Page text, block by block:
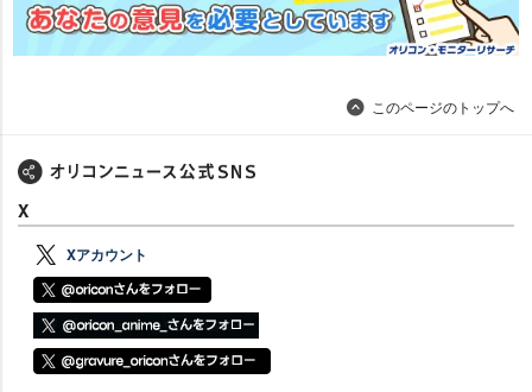
このページのトップへ
X
Xアカウント